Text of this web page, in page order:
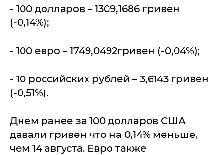
- 100 долларов – 1309,1686 гривен
(-0,14%);
- 100 евро – 1749,0492гривен (-0,04%);
- 10 российских рублей – 3,6143 гривен
(-0,51%).
Днем ранее за 100 долларов США
давали гривен что на 0,14% меньше,
чем 14 августа. Евро также